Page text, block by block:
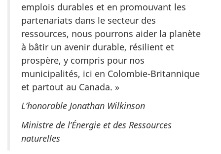
emplois durables et en promouvant les
partenariats dans le secteur des
ressources, nous pourrons aider la planète
à bâtir un avenir durable, résilient et
prospère, y compris pour nos
municipalités, ici en Colombie-Britannique
et partout au Canada. »
L’honorable Jonathan Wilkinson
Ministre de l’Énergie et des Ressources
naturelles